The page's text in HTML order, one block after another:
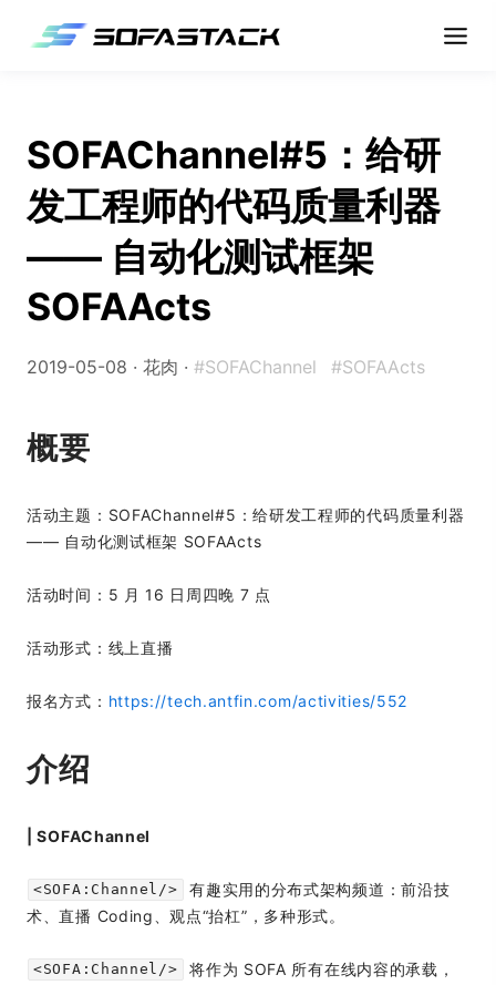
SOFAChannel#5：给研
发工程师的代码质量利器
—— 自动化测试框架
SOFAActs
2019-05-08 · 花肉 · #SOFAChannel #SOFAActs
概要
活动主题：SOFAChannel#5：给研发工程师的代码质量利器
—— 自动化测试框架 SOFAActs
活动时间：5 月 16 日周四晚 7 点
活动形式：线上直播
报名方式： https://tech.antfin.com/activities/552
介绍
| SOFAChannel
<SOFA:Channel/>
有趣实用的分布式架构频道：前沿技
术、直播 Coding、观点“抬杠”，多种形式。
<SOFA:Channel/>
将作为 SOFA 所有在线内容的承载，